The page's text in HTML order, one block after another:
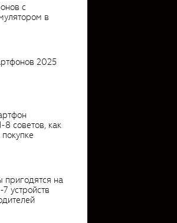
с
в
2025
советов, как
пригодятся на
7 устройств